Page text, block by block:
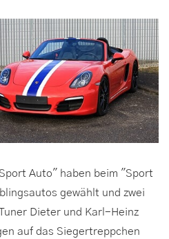
Auto" haben beim "Sport
gewählt und zwei
Dieter und Karl-Heinz
auf das Siegertreppchen